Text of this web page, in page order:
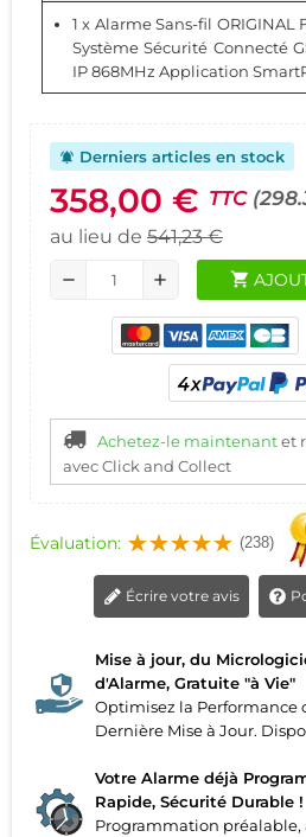
1 x Alarme Sans-fil ORIGINAL
Système Sécurité Connecté
IP 868MHz Application
notifications_active Derniers articles en stock
358,00 € TTC
au lieu de 541,23 €
remove add shopping_cart
Achetez-le maintenantet
avec Click and Collect
Évaluation: (238)
Écrire votre avis
Mise à jour, du
d'Alarme, Gratuite "à Vie"
Optimisez la Performance
Dernière Mise à Jour.
Votre Alarme déjà
Rapide, Sécurité Durable !
Programmation préalable,